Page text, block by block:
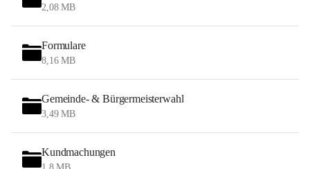
2,08 MB
Formulare
8,16 MB
Gemeinde- & Bürgermeisterwahl
3,49 MB
Kundmachungen